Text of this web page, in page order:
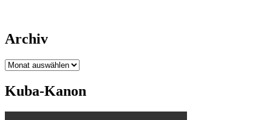
Archiv
Archiv
Kuba-Kanon